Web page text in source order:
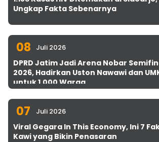
Ungkap Fakta Sebenarnya
08 Juli 2026
DPRD Jatim Jadi Arena Nobar
2026, Hadirkan Uston Nawawi dan
untuk 1.000 Warga
07 Juli 2026
Viral Gegara In This Economy, Ini 7
Kawi yang Bikin Penasaran